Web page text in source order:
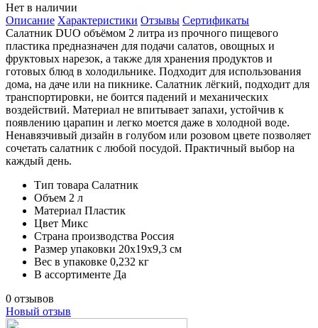
Нет в наличии
Описание Характеристики Отзывы Сертификаты
Салатник DUO объёмом 2 литра из прочного пищевого
пластика предназначен для подачи салатов, овощных и
фруктовых нарезок, а также для хранения продуктов и
готовых блюд в холодильнике. Подходит для использования
дома, на даче или на пикнике. Салатник лёгкий, подходит для
транспортировки, не боится падений и механических
воздействий. Материал не впитывает запахи, устойчив к
появлению царапин и легко моется даже в холодной воде.
Ненавязчивый дизайн в голубом или розовом цвете позволяет
сочетать салатник с любой посудой. Практичный выбор на
каждый день.
Тип товара Салатник
Объем 2 л
Материал Пластик
Цвет Микс
Страна производства Россия
Размер упаковки 20х19х9,3 см
Вес в упаковке 0,232 кг
В ассортименте Да
0 отзывов
Новый отзыв